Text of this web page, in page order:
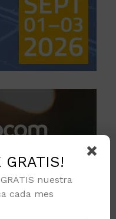
GRATIS!
nuestra
cada mes